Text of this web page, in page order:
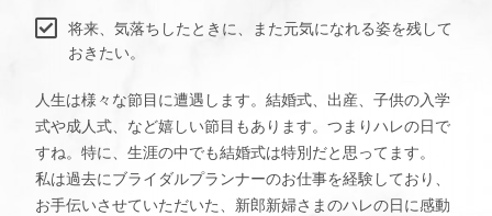
将来、気落ちしたときに、また元気になれる姿を残して
おきたい。
人生は様々な節目に遭遇します。結婚式、出産、子供の入学
式や成人式、など嬉しい節目もあります。つまりハレの日で
すね。特に、生涯の中でも結婚式は特別だと思ってます。
私は過去にブライダルプランナーのお仕事を経験しており、
お手伝いさせていただいた、新郎新婦さまのハレの日に感動